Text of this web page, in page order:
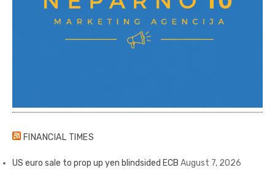
FINANCIAL TIMES
US euro sale to prop up yen blindsided ECB August 7, 2026